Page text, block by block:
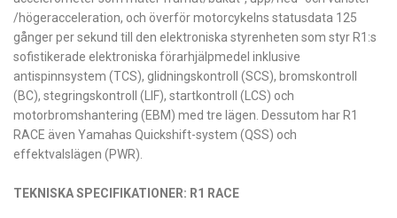
/högeracceleration, och överför motorcykelns statusdata 125
gånger per sekund till den elektroniska styrenheten som styr R1:s
sofistikerade elektroniska förarhjälpmedel inklusive
antispinnsystem (TCS), glidningskontroll (SCS), bromskontroll
(BC), stegringskontroll (LIF), startkontroll (LCS) och
motorbromshantering (EBM) med tre lägen. Dessutom har R1
RACE även Yamahas Quickshift-system (QSS) och
effektvalslägen (PWR).
TEKNISKA SPECIFIKATIONER: R1 RACE